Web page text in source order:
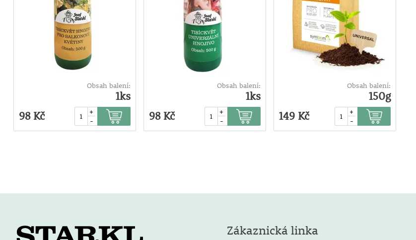
Obsah balení:
1ks
98 Kč
+
-
Obsah balení:
1ks
98 Kč
+
-
Obsah balení:
150g
149 Kč
+
-
Zákaznická linka